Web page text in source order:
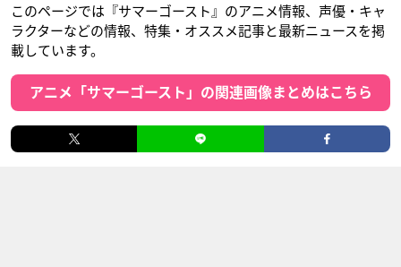
このページでは『サマーゴースト』のアニメ情報、声優・キャ
ラクターなどの情報、特集・オススメ記事と最新ニュースを掲
載しています。
アニメ「サマーゴースト」の関連画像まとめはこちら